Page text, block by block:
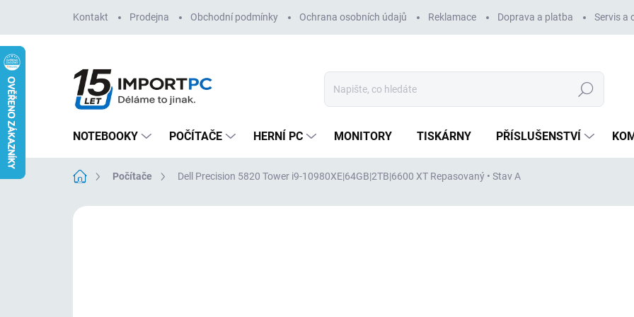
obsah
Kontakt Prodejna Obchodní podmínky Ochrana osobních údajů Reklamace Doprava a platba Servis a
Hledat
NOTEBOOKY POČÍTAČE HERNÍ PC MONITORY TISKÁRNY PŘÍSLUŠENSTVÍ
Domů Počítače Dell Precision 5820 Tower i9-10980XE|64GB|2TB|6600 XT Repasovaný • Stav A